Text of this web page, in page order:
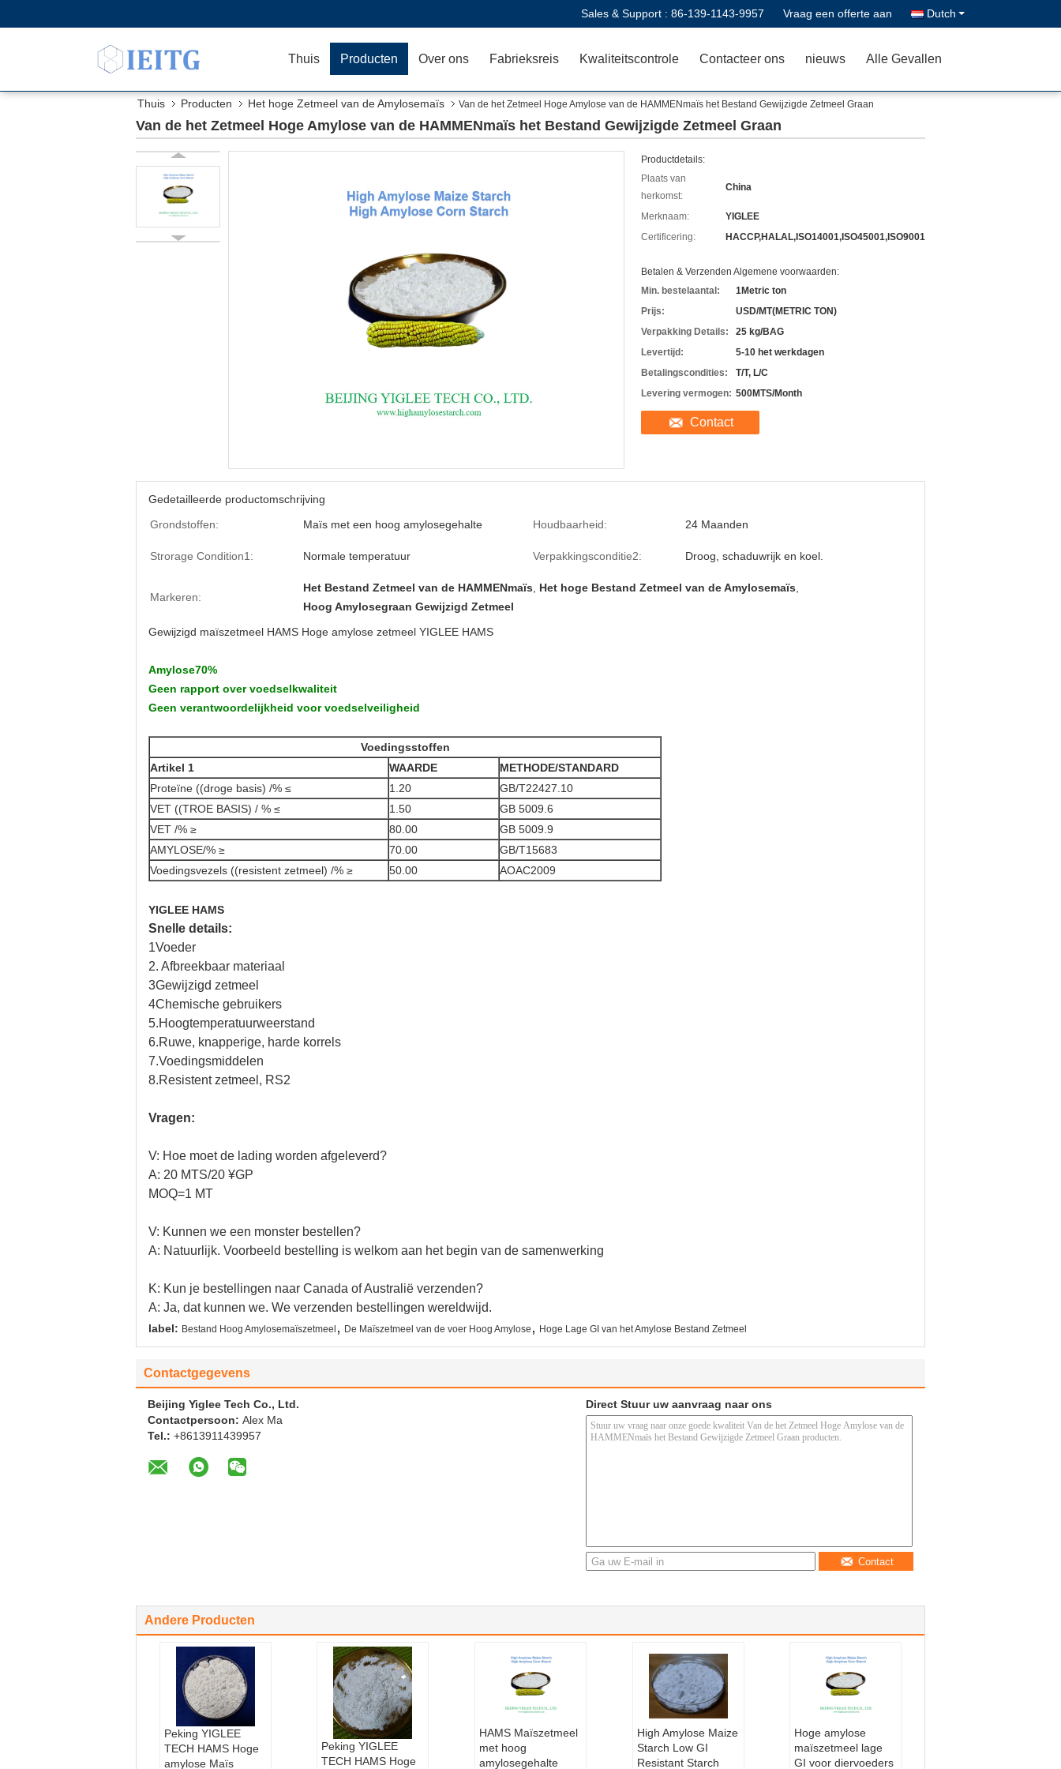
Sales & Support : 86-139-1143-9957 Vraag een offerte aan Dutch
Thuis Producten Over ons Fabrieksreis Kwaliteitscontrole Contacteer ons nieuws Alle Gevallen
Thuis Producten Het hoge Zetmeel van de Amylosemaïs Van de het Zetmeel Hoge Amylose van de HAMMENmaïs het Bestand Gewijzigde Zetmeel Graan
Van de het Zetmeel Hoge Amylose van de HAMMENmaïs het Bestand Gewijzigde Zetmeel Graan
Productdetails:
Plaats van
herkomst:
China
Merknaam:
YIGLEE
Certificering:
HACCP,HALAL,ISO14001,ISO45001,ISO9001
Betalen & Verzenden Algemene voorwaarden:
Min. bestelaantal:
1Metric ton
Prijs:
USD/MT(METRIC TON)
Verpakking Details:
25 kg/BAG
Levertijd:
5-10 het werkdagen
Betalingscondities:
T/T, L/C
Levering vermogen: 500MTS/Month
Contact
Gedetailleerde productomschrijving
Grondstoffen:
Maïs met een hoog amylosegehalte Houdbaarheid: 24 Maanden
Strorage Condition1: Normale temperatuur Verpakkingsconditie2: Droog, schaduwrijk en koel.
Markeren:
Het Bestand Zetmeel van de HAMMENmaïs Het hoge Bestand Zetmeel van de Amylosemaïs
Hoog Amylosegraan Gewijzigd Zetmeel
Gewijzigd maïszetmeel HAMS Hoge amylose zetmeel YIGLEE HAMS
Amylose70%
Geen rapport over voedselkwaliteit
Geen verantwoordelijkheid voor voedselveiligheid
Voedingsstoffen
Artikel 1
WAARDE
METHODE/STANDARD
Proteïne ((droge basis) /% ≤
1.20
GB/T22427.10
VET ((TROE BASIS) / % ≤
1.50
GB 5009.6
VET /% ≥
80.00
GB 5009.9
AMYLOSE/% ≥
70.00
GB/T15683
Voedingsvezels ((resistent zetmeel) /% ≥
50.00 AOAC2009
YIGLEE HAMS
Snelle details:
1Voeder
2. Afbreekbaar materiaal
3Gewijzigd zetmeel
4Chemische gebruikers
5.Hoogtemperatuurweerstand
6.Ruwe, knapperige, harde korrels
7.Voedingsmiddelen
8.Resistent zetmeel, RS2
Vragen:
V: Hoe moet de lading worden afgeleverd?
A: 20 MTS/20 ¥GP
MOQ=1 MT
V: Kunnen we een monster bestellen?
A: Natuurlijk. Voorbeeld bestelling is welkom aan het begin van de samenwerking
K: Kun je bestellingen naar Canada of Australië verzenden?
A: Ja, dat kunnen we. We verzenden bestellingen wereldwijd.
label: Bestand Hoog Amylosemaïszetmeel , De Maïszetmeel van de voer Hoog Amylose , Hoge Lage GI van het Amylose Bestand Zetmeel
Contactgegevens
Beijing Yiglee Tech Co., Ltd.
Contactpersoon: Alex Ma
Tel.: +8613911439957
Direct Stuur uw aanvraag naar ons
Contact
Andere Producten
Peking YIGLEE
TECH HAMS Hoge
amylose Maïs
Peking YIGLEE
TECH HAMS Hoge
HAMS Maïszetmeel
met hoog
amylosegehalte
High Amylose Maize
Starch Low GI
Resistant Starch
Hoge amylose
maïszetmeel lage
GI voor diervoeders